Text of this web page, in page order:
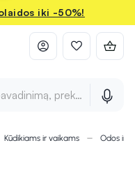
iki -50%!
prekės ženklą ir
Kūdikiams ir vaikams Odos ir